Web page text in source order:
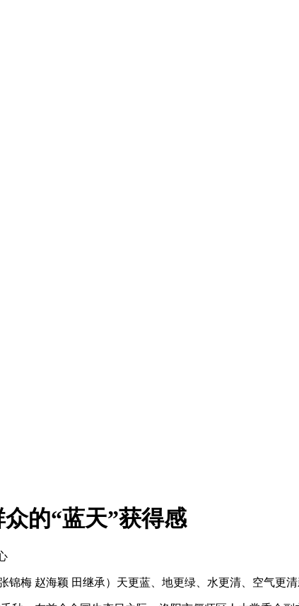
的“蓝天”获得感
梅 赵海颖 田继承）天更蓝、地更绿、水更清、空气更清